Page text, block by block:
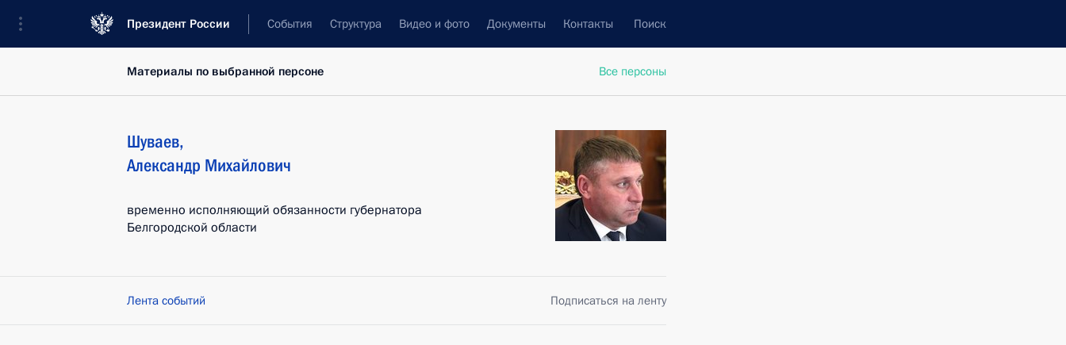
Президент России События Структура Видео и фото Документы Контакты Поиск
Все персоны
Материалы по выбранной персоне
Шуваев,
Александр Михайлович
временно исполняющий обязанности губернатора
Белгородской области
Лента событий Подписаться на ленту